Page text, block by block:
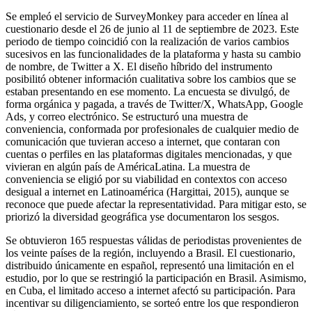
Se empleó el servicio de SurveyMonkey para acceder en línea al
cuestionario desde el 26 de junio al 11 de septiembre de 2023. Este
periodo de tiempo coincidió con la realización de varios cambios
sucesivos en las funcionalidades de la plataforma y hasta su cambio
de nombre, de Twitter a X. El diseño híbrido del instrumento
posibilitó obtener información cualitativa sobre los cambios que se
estaban presentando en ese momento. La encuesta se divulgó, de
forma orgánica y pagada, a través de Twitter/X, WhatsApp, Google
Ads, y correo electrónico. Se estructuró una muestra de
conveniencia, conformada por profesionales de cualquier medio de
comunicación que tuvieran acceso a internet, que contaran con
cuentas o perfiles en las plataformas digitales mencionadas, y que
vivieran en algún país de AméricaLatina. La muestra de
conveniencia se eligió por su viabilidad en contextos con acceso
desigual a internet en Latinoamérica (Hargittai, 2015), aunque se
reconoce que puede afectar la representatividad. Para mitigar esto, se
priorizó la diversidad geográfica yse documentaron los sesgos.
Se obtuvieron 165 respuestas válidas de periodistas provenientes de
los veinte países de la región, incluyendo a Brasil. El cuestionario,
distribuido únicamente en español, representó una limitación en el
estudio, por lo que se restringió la participación en Brasil. Asimismo,
en Cuba, el limitado acceso a internet afectó su participación. Para
incentivar su diligenciamiento, se sorteó entre los que respondieron